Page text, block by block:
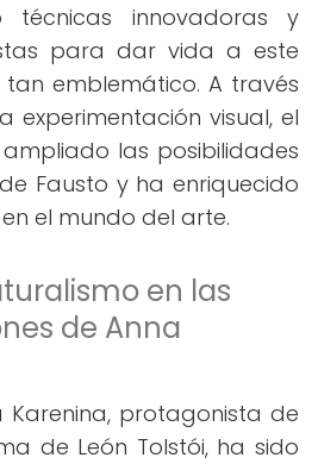
técnicas innovadoras y
para dar vida a este
emblemático. A través
experimentación visual, el
las posibilidades
Fausto y ha enriquecido
el mundo del arte.
en las
de Anna
Karenina, protagonista de
de León Tolstói, ha sido